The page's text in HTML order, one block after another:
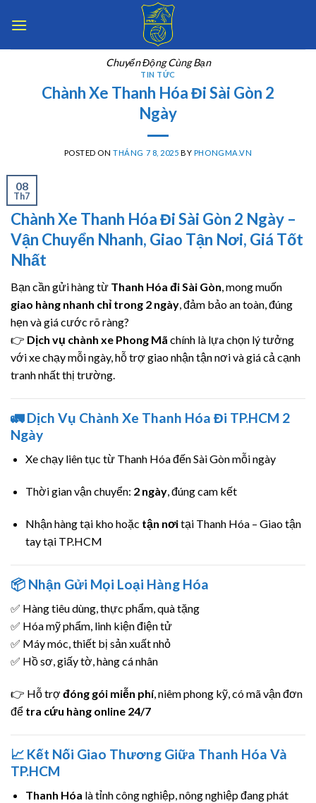
Chuyển Động Cùng Bạn
TIN TỨC
Chành Xe Thanh Hóa Đi Sài Gòn 2
Ngày
POSTED ONTHÁNG 7 8, 2025 BY PHONGMA.VN
08
Th7
Chành Xe Thanh Hóa Đi Sài Gòn 2 Ngày –
Vận Chuyển Nhanh, Giao Tận Nơi, Giá Tốt
Nhất
Bạn cần gửi hàng từ Thanh Hóa đi Sài Gòn , mong muốn
giao hàng nhanh chỉ trong 2 ngày , đảm bảo an toàn, đúng
hẹn và giá cước rõ ràng?
👉 Dịch vụ chành xe Phong Mã chính là lựa chọn lý tưởng
với xe chạy mỗi ngày, hỗ trợ giao nhận tận nơi và giá cả cạnh
tranh nhất thị trường.
🚛Dịch Vụ Chành Xe Thanh Hóa Đi TP.HCM 2
Ngày
Xe chạy liên tục từ Thanh Hóa đến Sài Gòn mỗi ngày
Thời gian vận chuyển: 2 ngày, đúng cam kết
Nhận hàng tại kho hoặc tận nơitại Thanh Hóa – Giao tận
tay tại TP.HCM
📦 Nhận Gửi Mọi Loại Hàng Hóa
✅ Hàng tiêu dùng, thực phẩm, quà tặng
✅ Hóa mỹ phẩm, linh kiện điện tử
✅ Máy móc, thiết bị sản xuất nhỏ
✅ Hồ sơ, giấy tờ, hàng cá nhân
👉 Hỗ trợ đóng gói miễn phí, niêm phong kỹ, có mã vận đơn
để tra cứu hàng online 24/7
📈 Kết Nối Giao Thương Giữa Thanh Hóa Và
TP.HCM
Thanh Hóa là tỉnh công nghiệp, nông nghiệp đang phát